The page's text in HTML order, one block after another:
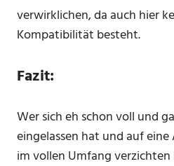
verwirklichen, da auch hier
Kompatibilität besteht.
Fazit:
Wer sich eh schon voll und
eingelassen hat und auf
im vollen Umfang